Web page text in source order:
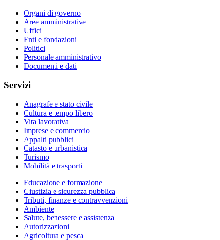
Organi di governo
Aree amministrative
Uffici
Enti e fondazioni
Politici
Personale amministrativo
Documenti e dati
Servizi
Anagrafe e stato civile
Cultura e tempo libero
Vita lavorativa
Imprese e commercio
Appalti pubblici
Catasto e urbanistica
Turismo
Mobilità e trasporti
Educazione e formazione
Giustizia e sicurezza pubblica
Tributi, finanze e contravvenzioni
Ambiente
Salute, benessere e assistenza
Autorizzazioni
Agricoltura e pesca